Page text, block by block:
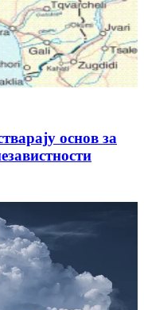
основ за